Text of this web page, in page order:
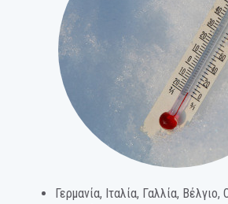
Γερμανία, Ιταλία, Γαλλία, Βέλγιο,